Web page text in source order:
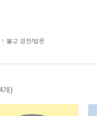
불교 경전/법문
개)